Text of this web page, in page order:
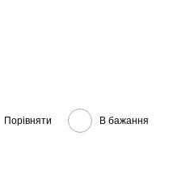
Порівняти В бажання